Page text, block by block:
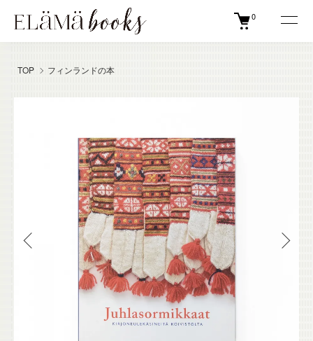
0
TOP フィンランドの本